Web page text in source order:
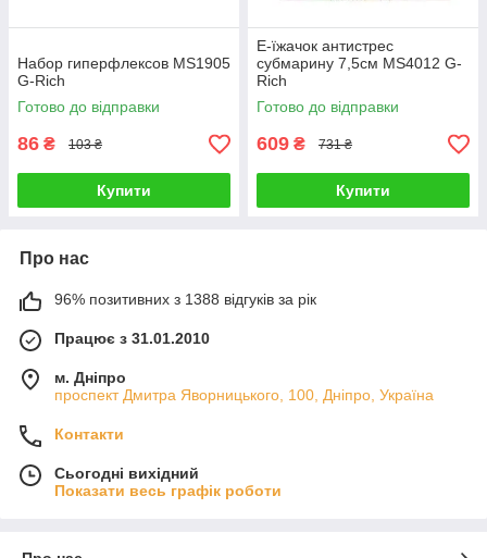
Набор гиперфлексов MS1905
G-Rich
Готово до відправки
86 ₴ 103 ₴
Купити
Е-їжачок антистрес
субмарину 7,5см MS4012 G-
Rich
Готово до відправки
609 ₴ 731 ₴
Купити
Про нас
96% позитивних з 1388 відгуків за рік
Працює з 31.01.2010
м. Дніпро
проспект Дмитра Яворницького, 100, Дніпро, Україна
Контакти
Сьогодні вихідний
Показати весь графік роботи